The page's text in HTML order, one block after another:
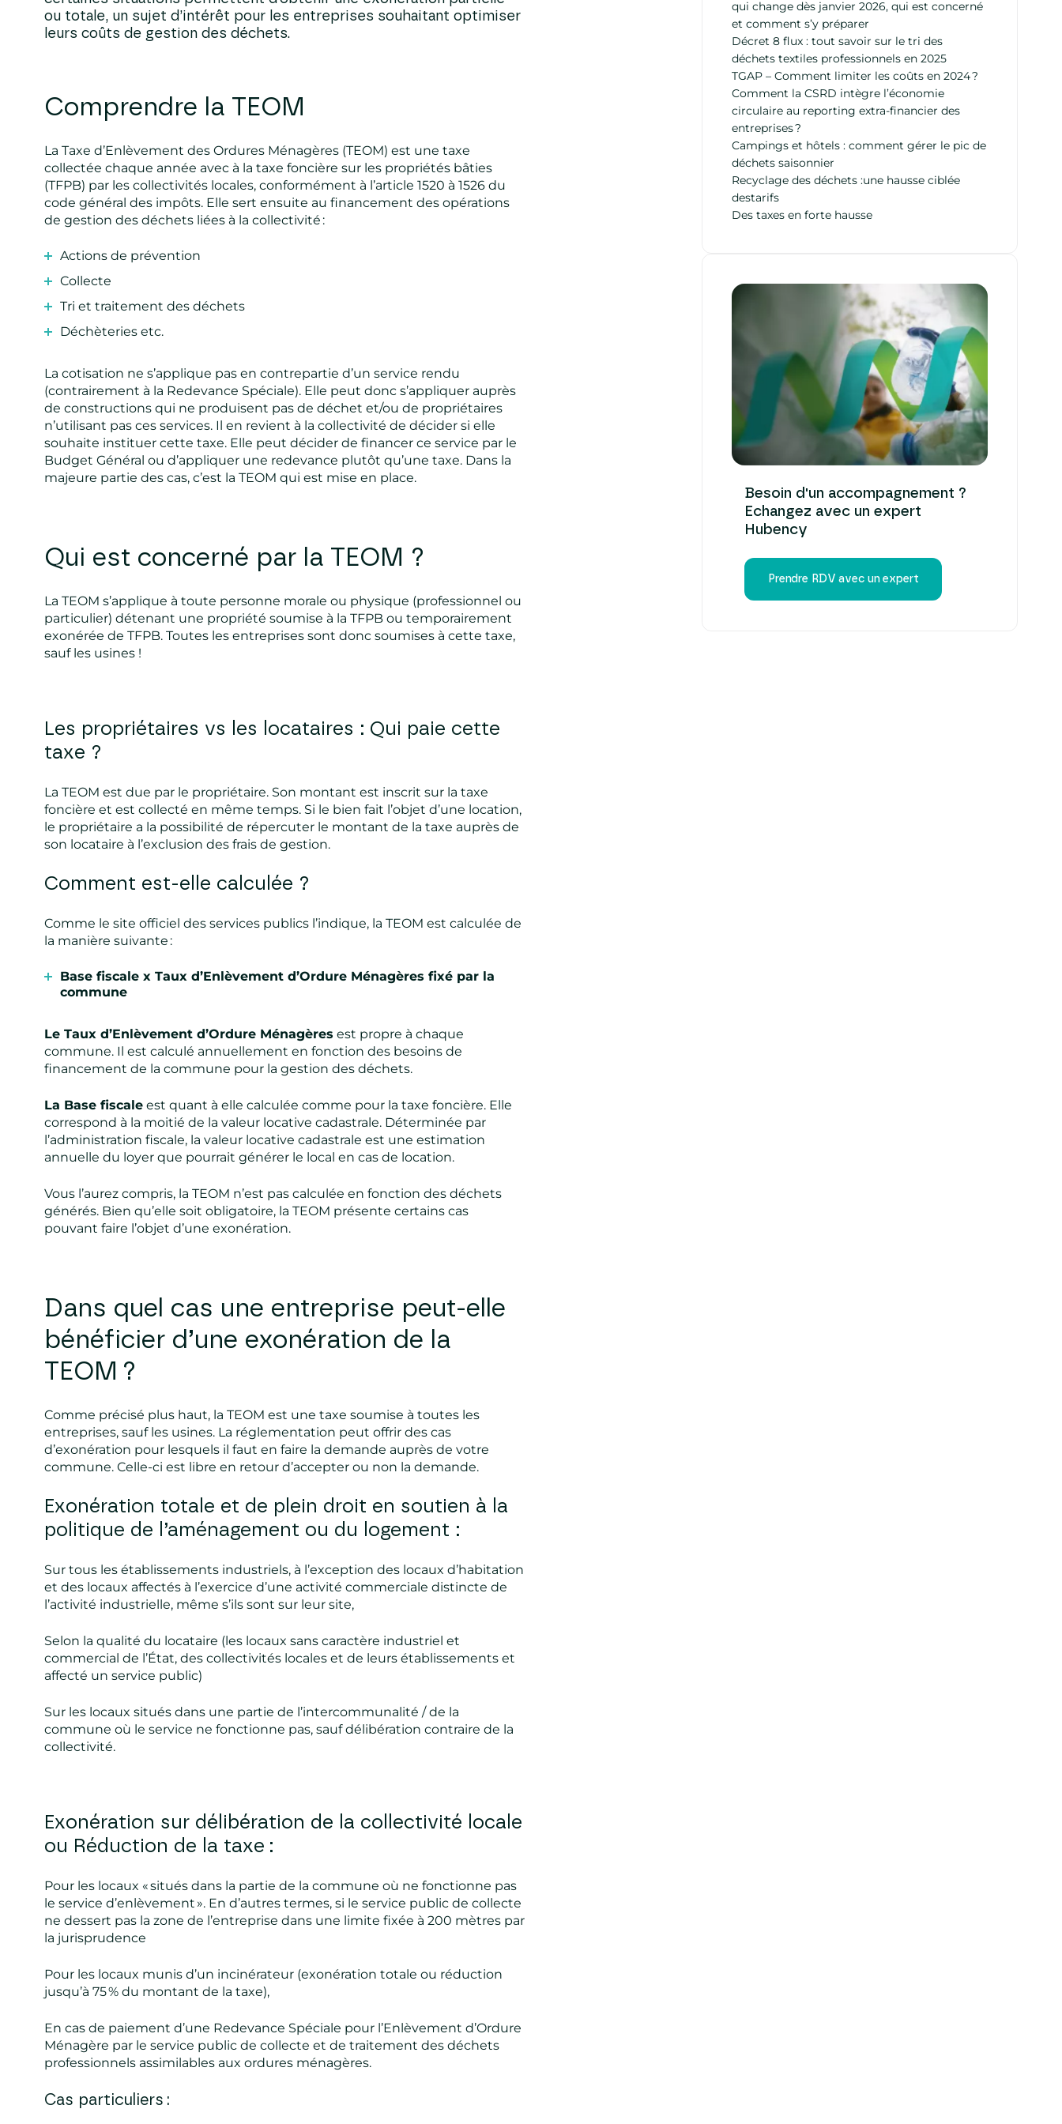
ou totale, un sujet d’intérêt pour les entreprises souhaitant optimiser
leurs coûts de gestion des déchets.
Comprendre la TEOM
La Taxe d’Enlèvement des Ordures Ménagères (TEOM) est une taxe
collectée chaque année avec à la taxe foncière sur les propriétés bâties
(TFPB) par les collectivités locales, conformément à l’article 1520 à 1526 du
code général des impôts. Elle sert ensuite au financement des opérations
de gestion des déchets liées à la collectivité :
Actions de prévention
Collecte
Tri et traitement des déchets
Déchèteries etc.
La cotisation ne s’applique pas en contrepartie d’un service rendu
(contrairement à la Redevance Spéciale). Elle peut donc s’appliquer auprès
de constructions qui ne produisent pas de déchet et/ou de propriétaires
n’utilisant pas ces services. Il en revient à la collectivité de décider si elle
souhaite instituer cette taxe. Elle peut décider de financer ce service par le
Budget Général ou d’appliquer une redevance plutôt qu’une taxe. Dans la
majeure partie des cas, c’est la TEOM qui est mise en place.
Qui est concerné par la TEOM ?
La TEOM s’applique à toute personne morale ou physique (professionnel ou
particulier) détenant une propriété soumise à la TFPB ou temporairement
exonérée de TFPB. Toutes les entreprises sont donc soumises à cette taxe,
sauf les usines !
Les propriétaires vs les locataires : Qui paie cette
taxe ?
La TEOM est due par le propriétaire. Son montant est inscrit sur la taxe
foncière et est collecté en même temps. Si le bien fait l’objet d’une location,
le propriétaire a la possibilité de répercuter le montant de la taxe auprès de
son locataire à l’exclusion des frais de gestion.
Comment est-elle calculée ?
Comme le site officiel des services publics l’indique, la TEOM est calculée de
la manière suivante :
Base fiscale x Taux d’Enlèvement d’Ordure Ménagères fixé par la
commune
Le Taux d’Enlèvement d’Ordure Ménagères est propre à chaque
commune. Il est calculé annuellement en fonction des besoins de
financement de la commune pour la gestion des déchets.
La Base fiscale est quant à elle calculée comme pour la taxe foncière. Elle
correspond à la moitié de la valeur locative cadastrale. Déterminée par
l’administration fiscale, la valeur locative cadastrale est une estimation
annuelle du loyer que pourrait générer le local en cas de location.
Vous l’aurez compris, la TEOM n’est pas calculée en fonction des déchets
générés. Bien qu’elle soit obligatoire, la TEOM présente certains cas
pouvant faire l’objet d’une exonération.
Dans quel cas une entreprise peut-elle
bénéficier d’une exonération de la
TEOM ?
Comme précisé plus haut, la TEOM est une taxe soumise à toutes les
entreprises, sauf les usines. La réglementation peut offrir des cas
d’exonération pour lesquels il faut en faire la demande auprès de votre
commune. Celle-ci est libre en retour d’accepter ou non la demande.
Exonération totale et de plein droit en soutien à la
politique de l’aménagement ou du logement :
Sur tous les établissements industriels, à l’exception des locaux d’habitation
et des locaux affectés à l’exercice d’une activité commerciale distincte de
l’activité industrielle, même s’ils sont sur leur site,
Selon la qualité du locataire (les locaux sans caractère industriel et
commercial de l’État, des collectivités locales et de leurs établissements et
affecté un service public)
Sur les locaux situés dans une partie de l’intercommunalité / de la
commune où le service ne fonctionne pas, sauf délibération contraire de la
collectivité.
Exonération sur délibération de la collectivité locale
ou Réduction de la taxe :
Pour les locaux « situés dans la partie de la commune où ne fonctionne pas
le service d’enlèvement ». En d’autres termes, si le service public de collecte
ne dessert pas la zone de l’entreprise dans une limite fixée à 200 mètres par
la jurisprudence
Pour les locaux munis d’un incinérateur (exonération totale ou réduction
jusqu’à 75 % du montant de la taxe),
En cas de paiement d’une Redevance Spéciale pour l’Enlèvement d’Ordure
Ménagère par le service public de collecte et de traitement des déchets
professionnels assimilables aux ordures ménagères.
Cas particuliers :
qui change dès janvier 2026, qui est concerné
et comment s’y préparer
Décret 8 flux : tout savoir sur le tri des
déchets textiles professionnels en 2025
TGAP – Comment limiter les coûts en 2024 ?
Comment la CSRD intègre l’économie
circulaire au reporting extra-financier des
entreprises ?
Campings et hôtels : comment gérer le pic de
déchets saisonnier
Recyclage des déchets :une hausse ciblée
destarifs
Des taxes en forte hausse
Besoin d'un accompagnement ?
Echangez avec un expert
Hubency
Prendre RDV avec un expert